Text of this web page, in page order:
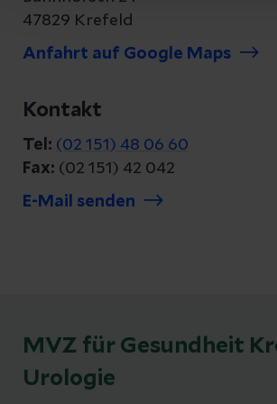
47829 Krefeld
Anfahrt auf Google Maps
Kontakt
Tel: (02 151) 48 06 60
Fax: (02 151) 42 042
E-Mail senden
MVZ für Gesundheit
Urologie